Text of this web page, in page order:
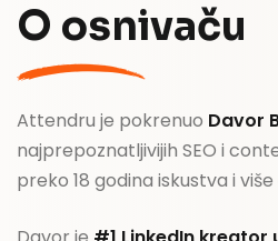
O osnivaču
Attendru je pokrenuo Davor
najprepoznatljivijih SEO i
preko 18 godina iskustva i